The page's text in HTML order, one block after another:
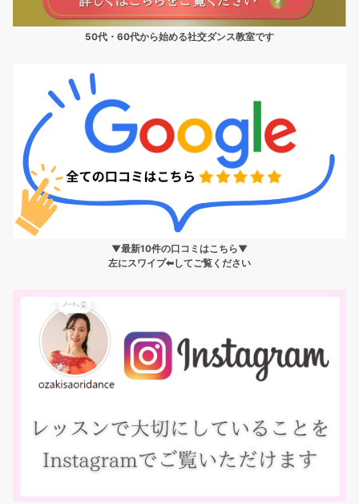
50代・60代から始める社交ダンス教室です
▼最新10件の口コミはこちら▼
左にスワイプ⬅︎してご覧ください